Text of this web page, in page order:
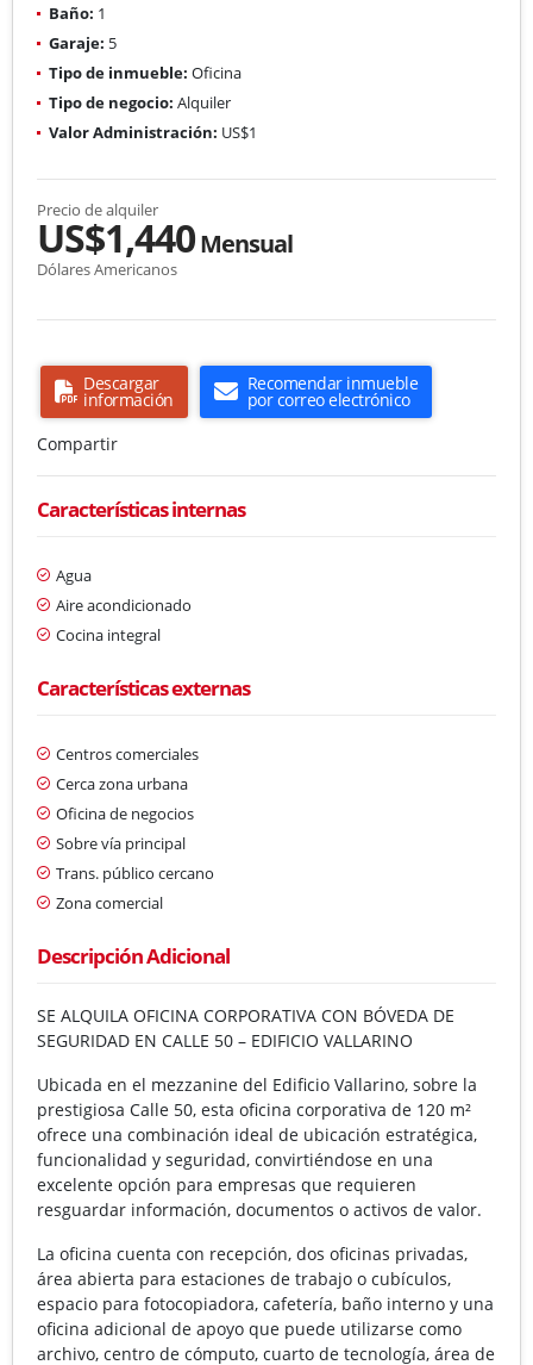
Baño: 1
Garaje: 5
Tipo de inmueble: Oficina
Tipo de negocio: Alquiler
Valor Administración: US$1
Precio de alquiler
US$1,440Mensual
Dólares Americanos
Descargar
información
Recomendar inmueble
por correo electrónico
Compartir
Características internas
Agua
Aire acondicionado
Cocina integral
Características externas
Centros comerciales
Cerca zona urbana
Oficina de negocios
Sobre vía principal
Trans. público cercano
Zona comercial
Descripción Adicional
SE ALQUILA OFICINA CORPORATIVA CON BÓVEDA DE
SEGURIDAD EN CALLE 50 – EDIFICIO VALLARINO
Ubicada en el mezzanine del Edificio Vallarino, sobre la
prestigiosa Calle 50, esta oficina corporativa de 120 m²
ofrece una combinación ideal de ubicación estratégica,
funcionalidad y seguridad, convirtiéndose en una
excelente opción para empresas que requieren
resguardar información, documentos o activos de valor.
La oficina cuenta con recepción, dos oficinas privadas,
área abierta para estaciones de trabajo o cubículos,
espacio para fotocopiadora, cafetería, baño interno y una
oficina adicional de apoyo que puede utilizarse como
archivo, centro de cómputo, cuarto de tecnología, área de